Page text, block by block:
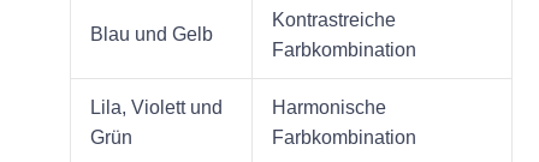
Blau und Gelb
Kontrastreiche
Farbkombination
Lila, Violett und
Grün
Harmonische
Farbkombination